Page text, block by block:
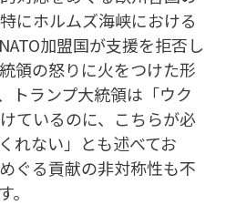
にホルムズ海峡における
加盟国が支援を拒否し
領の怒りに火をつけた形
トランプ大統領は「ウク
ているのに、こちらが必
れない」とも述べてお
ぐる貢献の非対称性も不